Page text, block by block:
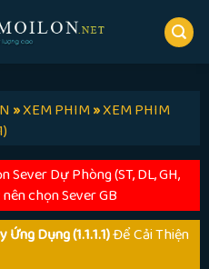
»XEM PHIM»XEM PHIM
Dự Phòng (ST, DL, GH,
chọn Sever GB
Ứng Dụng (1.1.1.1)Để Cải Thiện